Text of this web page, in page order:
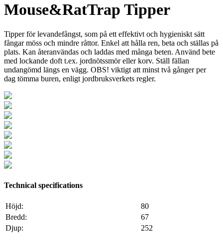
Mouse&RatTrap Tipper
Tipper för levandefångst, som på ett effektivt och hygieniskt sätt
fångar möss och mindre råttor. Enkel att hålla ren, beta och ställas på
plats. Kan återanvändas och laddas med många beten. Använd bete
med lockande doft t.ex. jordnötssmör eller korv. Ställ fällan
undangömd längs en vägg. OBS! viktigt att minst två gånger per
dag tömma buren, enligt jordbruksverkets regler.
Technical specifications
Höjd:
80
Bredd:
67
Djup:
252